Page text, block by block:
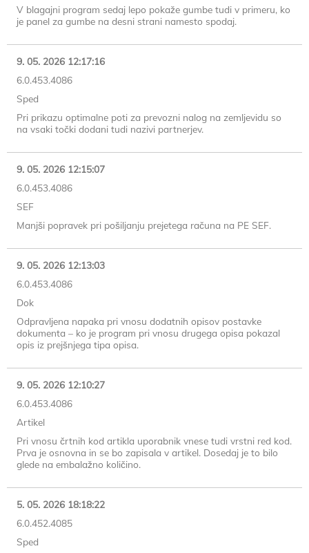
V blagajni program sedaj lepo pokaže gumbe tudi v primeru, ko
je panel za gumbe na desni strani namesto spodaj.
9. 05. 2026 12:17:16
6.0.453.4086
Sped
Pri prikazu optimalne poti za prevozni nalog na zemljevidu so
na vsaki točki dodani tudi nazivi partnerjev.
9. 05. 2026 12:15:07
6.0.453.4086
SEF
Manjši popravek pri pošiljanju prejetega računa na PE SEF.
9. 05. 2026 12:13:03
6.0.453.4086
Dok
Odpravljena napaka pri vnosu dodatnih opisov postavke
dokumenta – ko je program pri vnosu drugega opisa pokazal
opis iz prejšnjega tipa opisa.
9. 05. 2026 12:10:27
6.0.453.4086
Artikel
Pri vnosu črtnih kod artikla uporabnik vnese tudi vrstni red kod.
Prva je osnovna in se bo zapisala v artikel. Dosedaj je to bilo
glede na embalažno količino.
5. 05. 2026 18:18:22
6.0.452.4085
Sped